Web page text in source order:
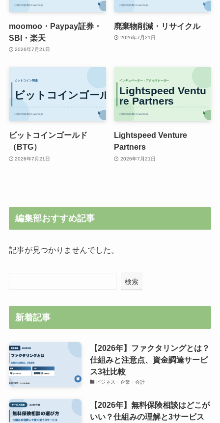
moomoo・Paypay証券・
SBI・楽天
2026年7月21日
廃棄物削減・リサイクル
2026年7月21日
ビットコインゴールド
（BTG）
2026年7月21日
Lightspeed Venture
Partners
2026年7月21日
編集部おすすめ記事
記事が見つかりませんでした。
検索
新着記事
【2026年】ファクタリングとは？
仕組みと注意点、資金調達サービ
ス3社比較
ビジネス・企業・会計
【2026年】無料保険相談はどこが
いい？仕組みの理解と3サービス